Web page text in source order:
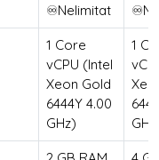
♾️Nelimitat
1 Core
vCPU (Intel
Xeon Gold
6444Y 4.00
GHz)
1